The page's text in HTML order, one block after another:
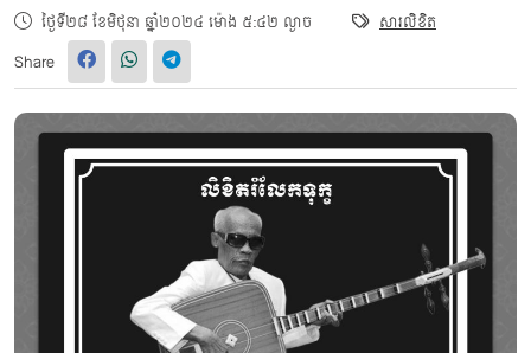
ថ្ងៃទី២៨ ខែមិថុនា ឆ្នាំ២០២៤ ម៉ោង ៥:៤២ ល្ងាច សារលិខិត
Share